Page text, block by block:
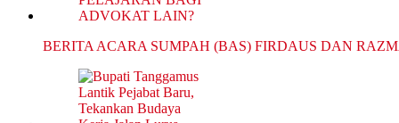
BERITA ACARA SUMPAH (BAS) FIRDAUS DAN